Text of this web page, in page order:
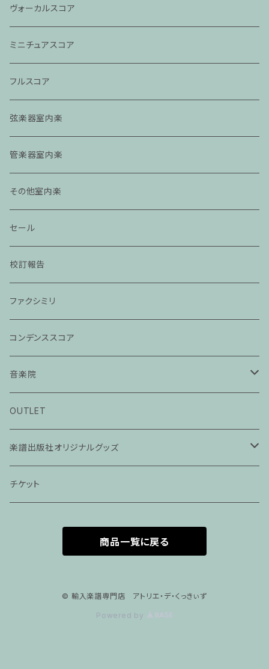
ヴォーカルスコア
ミニチュアスコア
フルスコア
弦楽器室内楽
管楽器室内楽
その他室内楽
セール
校訂報告
ファクシミリ
コンデンススコア
音楽院
ピアノ科３０分レッスン
ピアノ科４５分レッスン
家族割プラン
家族割適用プラン2
声楽ピアノ４５分レッスン
ヴァイオリンピアノ６０分レッスン
OUTLET
楽譜出版社オリジナルグッズ
アパレル
チケット
商品一覧に戻る
© 輸入楽譜専門店 アトリエ・デ・くっきぃず
Powered by